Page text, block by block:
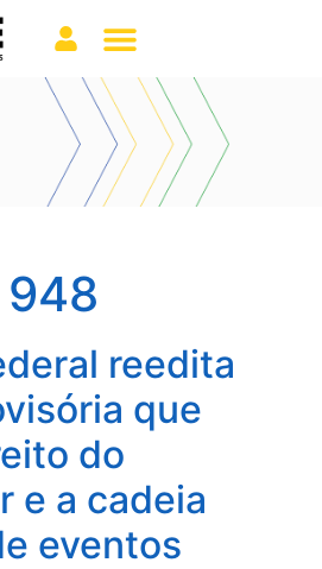
reedita
que
do
e a cadeia
eventos